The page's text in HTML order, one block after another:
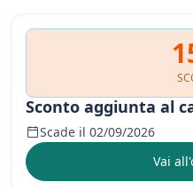
Sconto aggiunta al
Scade il 02/09/2026
Vai